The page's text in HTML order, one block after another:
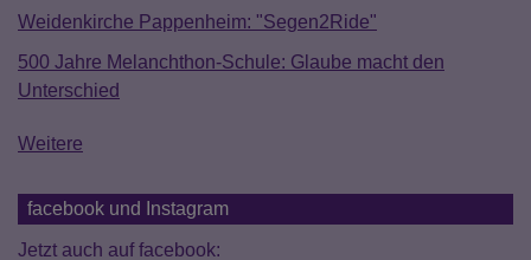
Weidenkirche Pappenheim: "Segen2Ride"
500 Jahre Melanchthon-Schule: Glaube macht den
Unterschied
Weitere
facebook und Instagram
Jetzt auch auf facebook: